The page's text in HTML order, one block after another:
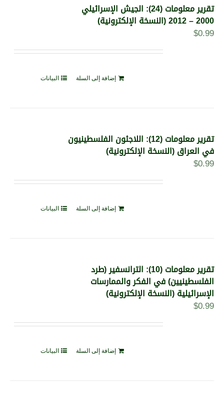
تقرير معلومات (24): الجيش الإسرائيلي
2000 – 2012 (النسخة الإلكترونية)
$0.99
إضافة إلى السلة البيانات
تقرير معلومات (12): اللاجئون الفلسطينيون
في العراق (النسخة الإلكترونية)
$0.99
إضافة إلى السلة البيانات
تقرير معلومات (10): الترانسفير (طرد
الفلسطينيين) في الفكر والممارسات
الإسرائيلية (النسخة الإلكترونية)
$0.99
إضافة إلى السلة البيانات